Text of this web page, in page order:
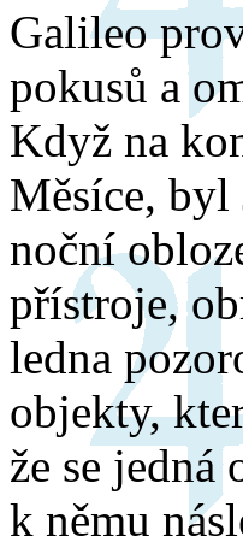
Galileo
pokusů a
Když na
Měsíce, byl
noční
přístroje,
ledna
objekty,
že se jedná
k němu